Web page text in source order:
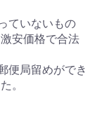
ていないもの
安価格で合法
便局留めができ
。